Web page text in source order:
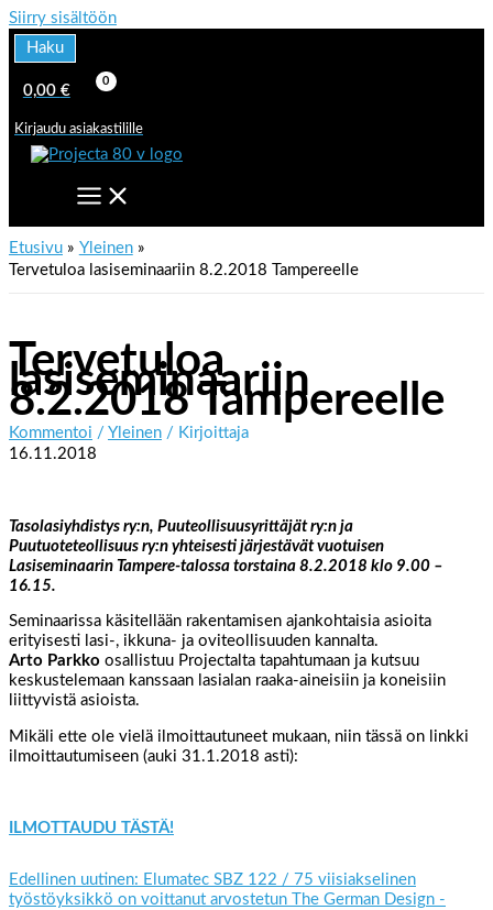
Siirry sisältöön
Haku
0,00 €
Kirjaudu asiakastilille
Etusivu
Yleinen
Tervetuloa lasiseminaariin 8.2.2018 Tampereelle
Tervetuloa
lasiseminaariin
8.2.2018 Tampereelle
Kommentoi / Yleinen / Kirjoittaja
16.11.2018
Tasolasiyhdistys ry:n, Puuteollisuusyrittäjät ry:n ja
Puutuoteteollisuus ry:n yhteisesti järjestävät vuotuisen
Lasiseminaarin Tampere-talossa torstaina 8.2.2018 klo 9.00 –
16.15.
Seminaarissa käsitellään rakentamisen ajankohtaisia asioita
erityisesti lasi-, ikkuna- ja oviteollisuuden kannalta.
Arto Parkko osallistuu Projectalta tapahtumaan ja kutsuu
keskustelemaan kanssaan lasialan raaka-aineisiin ja koneisiin
liittyvistä asioista.
Mikäli ette ole vielä ilmoittautuneet mukaan, niin tässä on linkki
ilmoittautumiseen (auki 31.1.2018 asti):
ILMOTTAUDU TÄSTÄ!
Edellinen uutinen: Elumatec SBZ 122 / 75 viisiakselinen
työstöyksikkö on voittanut arvostetun The German Design -